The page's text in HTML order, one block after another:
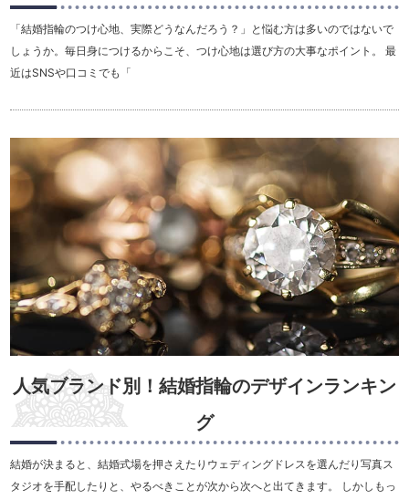
「結婚指輪のつけ心地、実際どうなんだろう？」と悩む方は多いのではないで
しょうか。毎日身につけるからこそ、つけ心地は選び方の大事なポイント。 最
近はSNSや口コミでも「
人気ブランド別！結婚指輪のデザインランキン
グ
結婚が決まると、結婚式場を押さえたりウェディングドレスを選んだり写真ス
タジオを手配したりと、やるべきことが次から次へと出てきます。 しかしもっ